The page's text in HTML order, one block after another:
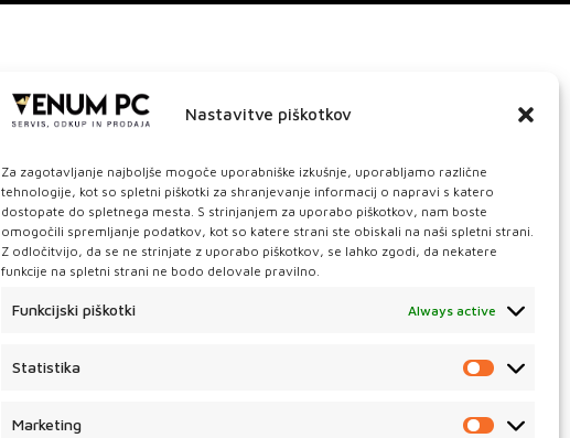
Nastavitve piškotkov
Za zagotavljanje najboljše mogoče uporabniške izkušnje, uporabljamo različne
tehnologije, kot so spletni piškotki za shranjevanje informacij o napravi s katero
dostopate do spletnega mesta. S strinjanjem za uporabo piškotkov, nam boste
omogočili spremljanje podatkov, kot so katere strani ste obiskali na naši spletni strani.
Z odločitvijo, da se ne strinjate z uporabo piškotkov, se lahko zgodi, da nekatere
funkcije na spletni strani ne bodo delovale pravilno.
Funkcijski piškotki Always active
Statistika
Marketing